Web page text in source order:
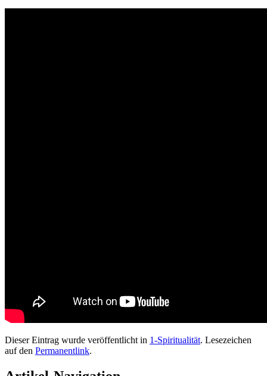
Dieser Eintrag wurde veröffentlicht in 1-Spiritualität. Lesezeichen
auf den Permanentlink.